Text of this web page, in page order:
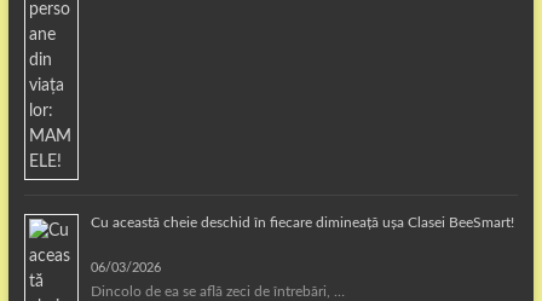
Cu această cheie deschid în fiecare dimineață ușa Clasei BeeSmart!
06/03/2026
Dincolo de ea se află zeci de întrebări, …